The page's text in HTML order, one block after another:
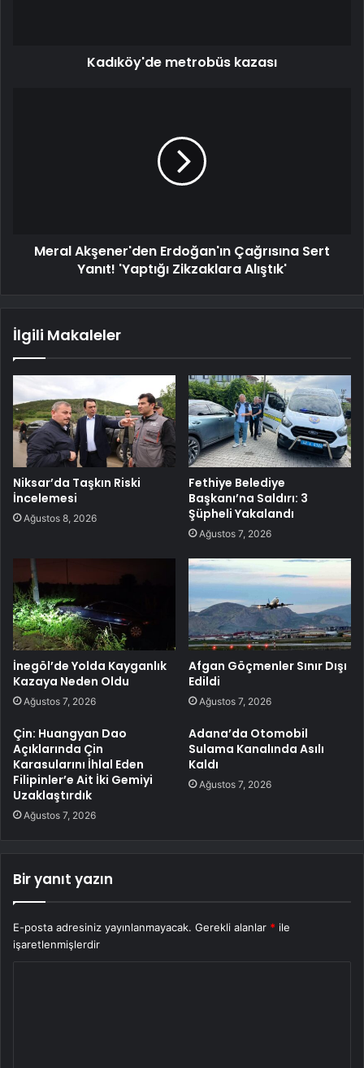
Kadıköy'de metrobüs kazası
Meral Akşener'den Erdoğan'ın Çağrısına Sert
Yanıt! 'Yaptığı Zikzaklara Alıştık'
İlgili Makaleler
Niksar’da Taşkın Riski
İncelemesi
Ağustos 8, 2026
Fethiye Belediye
Başkanı’na Saldırı: 3
Şüpheli Yakalandı
Ağustos 7, 2026
İnegöl’de Yolda Kayganlık
Kazaya Neden Oldu
Ağustos 7, 2026
Afgan Göçmenler Sınır Dışı
Edildi
Ağustos 7, 2026
Çin: Huangyan Dao
Açıklarında Çin
Karasularını İhlal Eden
Filipinler’e Ait İki Gemiyi
Uzaklaştırdık
Ağustos 7, 2026
Adana’da Otomobil
Sulama Kanalında Asılı
Kaldı
Ağustos 7, 2026
Bir yanıt yazın
E-posta adresiniz yayınlanmayacak. Gerekli alanlar * ile
işaretlenmişlerdir